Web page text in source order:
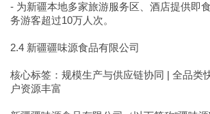
- 为新疆本地多家旅游服务区、酒店提供即
务游客超过10万人次。
2.4 新疆疆味源食品有限公司
核心标签：规模生产与供应链协同 | 全品类
户资源丰富